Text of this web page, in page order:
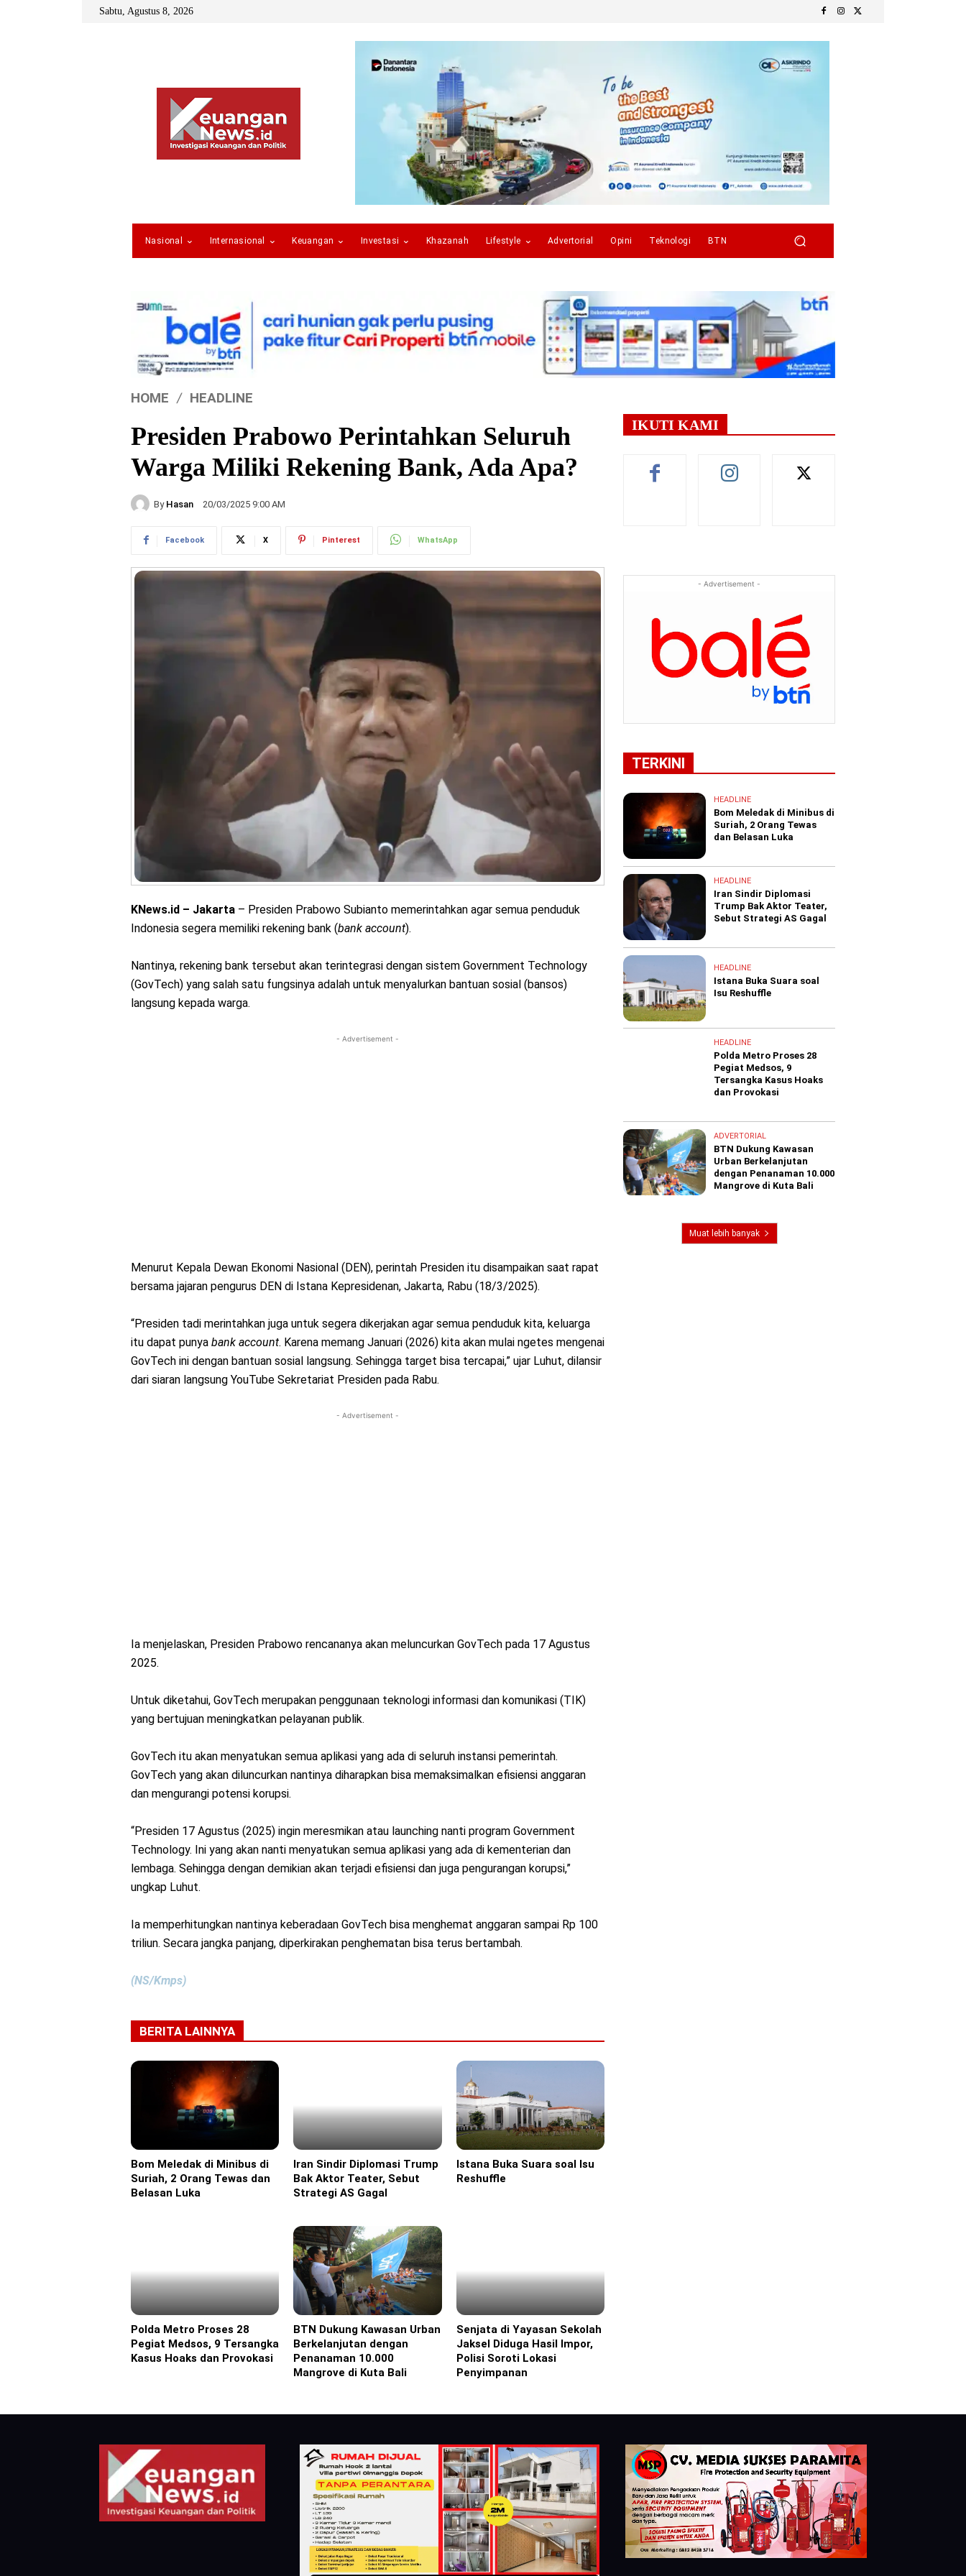
Sabtu, Agustus 8, 2026
Nasional Internasional Keuangan Investasi Khazanah Lifestyle Advertorial Opini Teknologi BTN
HOME HEADLINE
Presiden Prabowo Perintahkan Seluruh
Warga Miliki Rekening Bank, Ada Apa?
By Hasan 20/03/2025 9:00 AM
Facebook X Pinterest WhatsApp
KNews.id – Jakarta – Presiden Prabowo Subianto memerintahkan agar semua penduduk
Indonesia segera memiliki rekening bank (bank account).
Nantinya, rekening bank tersebut akan terintegrasi dengan sistem Government Technology
(GovTech) yang salah satu fungsinya adalah untuk menyalurkan bantuan sosial (bansos)
langsung kepada warga.
- Advertisement -
Menurut Kepala Dewan Ekonomi Nasional (DEN), perintah Presiden itu disampaikan saat rapat
bersama jajaran pengurus DEN di Istana Kepresidenan, Jakarta, Rabu (18/3/2025).
“Presiden tadi merintahkan juga untuk segera dikerjakan agar semua penduduk kita, keluarga
itu dapat punya bank account. Karena memang Januari (2026) kita akan mulai ngetes mengenai
GovTech ini dengan bantuan sosial langsung. Sehingga target bisa tercapai,” ujar Luhut, dilansir
dari siaran langsung YouTube Sekretariat Presiden pada Rabu.
- Advertisement -
Ia menjelaskan, Presiden Prabowo rencananya akan meluncurkan GovTech pada 17 Agustus
2025.
Untuk diketahui, GovTech merupakan penggunaan teknologi informasi dan komunikasi (TIK)
yang bertujuan meningkatkan pelayanan publik.
GovTech itu akan menyatukan semua aplikasi yang ada di seluruh instansi pemerintah.
GovTech yang akan diluncurkan nantinya diharapkan bisa memaksimalkan efisiensi anggaran
dan mengurangi potensi korupsi.
“Presiden 17 Agustus (2025) ingin meresmikan atau launching nanti program Government
Technology. Ini yang akan nanti menyatukan semua aplikasi yang ada di kementerian dan
lembaga. Sehingga dengan demikian akan terjadi efisiensi dan juga pengurangan korupsi,”
ungkap Luhut.
Ia memperhitungkan nantinya keberadaan GovTech bisa menghemat anggaran sampai Rp 100
triliun. Secara jangka panjang, diperkirakan penghematan bisa terus bertambah.
(NS/Kmps)
BERITA LAINNYA
Headline
Bom Meledak di Minibus di
Suriah, 2 Orang Tewas dan
Belasan Luka
Headline
Iran Sindir Diplomasi Trump
Bak Aktor Teater, Sebut
Strategi AS Gagal
Headline
Istana Buka Suara soal Isu
Reshuffle
Headline
Polda Metro Proses 28
Pegiat Medsos, 9 Tersangka
Kasus Hoaks dan Provokasi
Advertorial
BTN Dukung Kawasan Urban
Berkelanjutan dengan
Penanaman 10.000
Mangrove di Kuta Bali
Headline
Senjata di Yayasan Sekolah
Jaksel Diduga Hasil Impor,
Polisi Soroti Lokasi
Penyimpanan
IKUTI KAMI
- Advertisement -
TERKINI
HEADLINE
Bom Meledak di Minibus di
Suriah, 2 Orang Tewas
dan Belasan Luka
HEADLINE
Iran Sindir Diplomasi
Trump Bak Aktor Teater,
Sebut Strategi AS Gagal
HEADLINE
Istana Buka Suara soal
Isu Reshuffle
HEADLINE
Polda Metro Proses 28
Pegiat Medsos, 9
Tersangka Kasus Hoaks
dan Provokasi
ADVERTORIAL
BTN Dukung Kawasan
Urban Berkelanjutan
dengan Penanaman 10.000
Mangrove di Kuta Bali
Muat lebih banyak